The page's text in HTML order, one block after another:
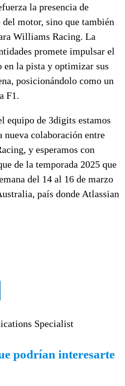
la presencia de
motor, sino que también
Williams Racing. La
promete impulsar el
la pista y optimizar sus
posicionándolo como un
F1.
equipo de 3digits estamos
nueva colaboración entre
y esperamos con
de la temporada 2025 que
del 14 al 16 de marzo
país donde Atlassian
Specialist
podrían interesarte